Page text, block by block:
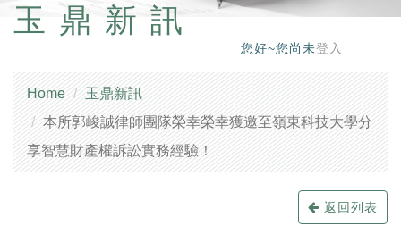
玉鼎新訊
您好~您尚未登入
Home
玉鼎新訊
本所郭峻誠律師團隊榮幸榮幸獲邀至嶺東科技大學分
享智慧財產權訴訟實務經驗！
返回列表